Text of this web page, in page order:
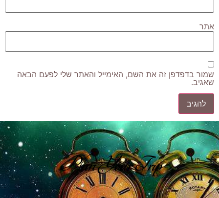
אתר
שמור בדפדפן זה את השם, האימייל והאתר שלי לפעם הבאה
שאגיב.
Plan Your Trip